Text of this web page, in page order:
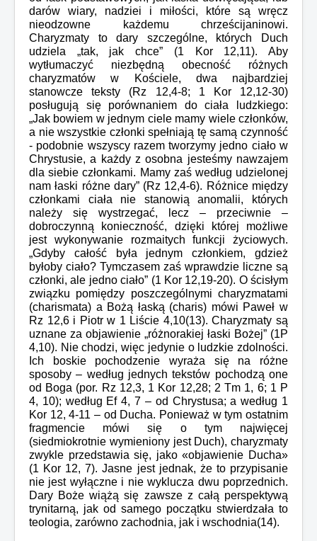
darów wiary, nadziei i miłości, które są wręcz
nieodzowne każdemu chrześcijaninowi.
Charyzmaty to dary szczególne, których Duch
udziela „tak, jak chce” (1 Kor 12,11). Aby
wytłumaczyć niezbędną obecność różnych
charyzmatów w Kościele, dwa najbardziej
stanowcze teksty (Rz 12,4-8; 1 Kor 12,12-30)
posługują się porównaniem do ciała ludzkiego:
„Jak bowiem w jednym ciele mamy wiele członków,
a nie wszystkie członki spełniają tę samą czynność
- podobnie wszyscy razem tworzymy jedno ciało w
Chrystusie, a każdy z osobna jesteśmy nawzajem
dla siebie członkami. Mamy zaś według udzielonej
nam łaski różne dary” (Rz 12,4-6). Różnice między
członkami ciała nie stanowią anomalii, których
należy się wystrzegać, lecz – przeciwnie –
dobroczynną konieczność, dzięki której możliwe
jest wykonywanie rozmaitych funkcji życiowych.
„Gdyby całość była jednym członkiem, gdzież
byłoby ciało? Tymczasem zaś wprawdzie liczne są
członki, ale jedno ciało” (1 Kor 12,19-20). O ścisłym
związku pomiędzy poszczególnymi charyzmatami
(charismata) a Bożą łaską (charis) mówi Paweł w
Rz 12,6 i Piotr w 1 Liście 4,10(13). Charyzmaty są
uznane za objawienie „różnorakiej łaski Bożej” (1P
4,10). Nie chodzi, więc jedynie o ludzkie zdolności.
Ich boskie pochodzenie wyraża się na różne
sposoby – według jednych tekstów pochodzą one
od Boga (por. Rz 12,3, 1 Kor 12,28; 2 Tm 1, 6; 1 P
4, 10); według Ef 4, 7 – od Chrystusa; a według 1
Kor 12, 4-11 – od Ducha. Ponieważ w tym ostatnim
fragmencie mówi się o tym najwięcej
(siedmiokrotnie wymieniony jest Duch), charyzmaty
zwykle przedstawia się, jako «objawienie Ducha»
(1 Kor 12, 7). Jasne jest jednak, że to przypisanie
nie jest wyłączne i nie wyklucza dwu poprzednich.
Dary Boże wiążą się zawsze z całą perspektywą
trynitarną, jak od samego początku stwierdzała to
teologia, zarówno zachodnia, jak i wschodnia(14).